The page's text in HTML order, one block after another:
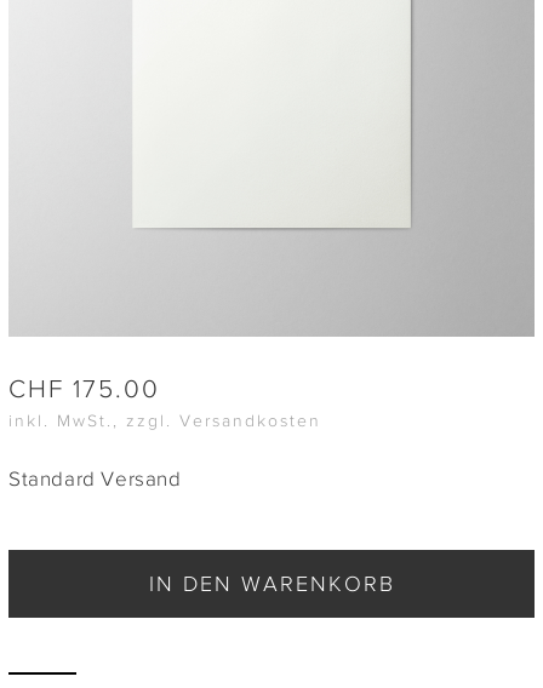
CHF 175.00
inkl. MwSt., zzgl. Versandkosten
Standard Versand
IN DEN WARENKORB